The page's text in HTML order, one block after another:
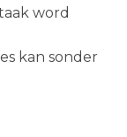
word
kan sonder